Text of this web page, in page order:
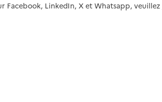
Facebook, LinkedIn, X et Whatsapp, veuillez